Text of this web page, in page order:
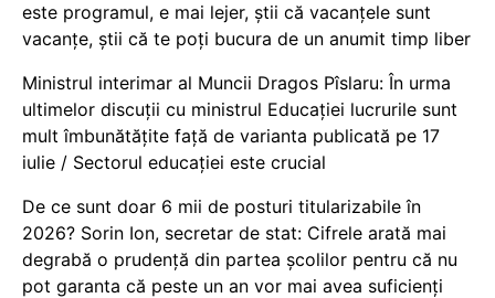
este programul, e mai lejer, știi că vacanțele sunt
vacanţe, știi că te poți bucura de un anumit timp liber
Ministrul interimar al Muncii Dragos Pîslaru: În urma
ultimelor discuții cu ministrul Educației lucrurile sunt
mult îmbunătățite față de varianta publicată pe 17
iulie / Sectorul educației este crucial
De ce sunt doar 6 mii de posturi titularizabile în
2026? Sorin Ion, secretar de stat: Cifrele arată mai
degrabă o prudență din partea școlilor pentru că nu
pot garanta că peste un an vor mai avea suficienți